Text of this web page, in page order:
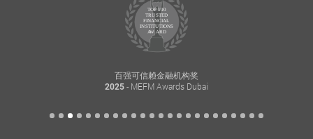
百强可信赖金融机构奖
2025 - MEFM Awards Dubai